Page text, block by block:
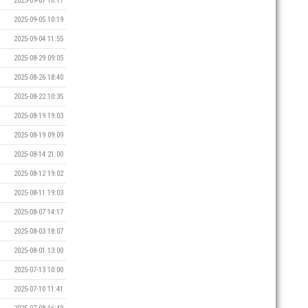
2025-09-05 10:19
2025-09-04 11:55
2025-08-29 09:05
2025-08-26 18:40
2025-08-22 10:35
2025-08-19 19:03
2025-08-19 09:09
2025-08-14 21:00
2025-08-12 19:02
2025-08-11 19:03
2025-08-07 14:17
2025-08-03 18:07
2025-08-01 13:00
2025-07-13 10:00
2025-07-10 11:41